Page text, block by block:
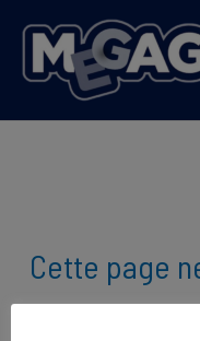
contenu
Cette page